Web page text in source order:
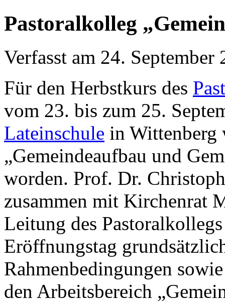
Pastoralkolleg
Verfasst am 24. September
Für den Herbstkurs des
vom 23. bis zum 25.
Lateinschule in Wittenberg
„Gemeindeaufbau und
worden. Prof. Dr.
zusammen mit Kirchenrat
Leitung des
Eröffnungstag
Rahmenbedingungen
den Arbeitsbereich